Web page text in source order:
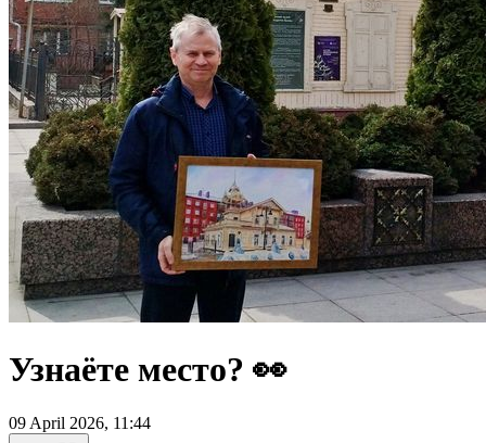
Узнаёте место? 👀
09 April 2026, 11:44